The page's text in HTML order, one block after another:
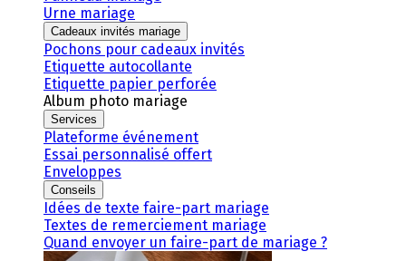
Urne mariage
Cadeaux invités mariage
Pochons pour cadeaux invités
Etiquette autocollante
Etiquette papier perforée
Album photo mariage
Services
Plateforme événement
Essai personnalisé offert
Enveloppes
Conseils
Idées de texte faire-part mariage
Textes de remerciement mariage
Quand envoyer un faire-part de mariage ?